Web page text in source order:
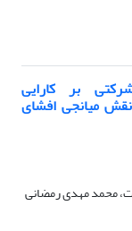
بر کارایی
میانجی افشای
محمد مهدی رمضانی